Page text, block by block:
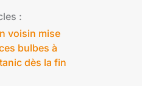
:
voisin mise
bulbes à
dès la fin